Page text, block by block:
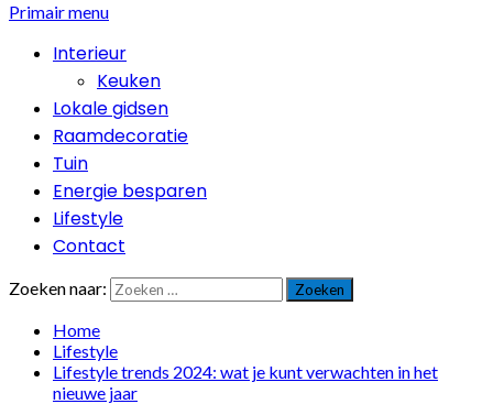
Primair menu
Interieur
Keuken
Lokale gidsen
Raamdecoratie
Tuin
Energie besparen
Lifestyle
Contact
Zoeken naar:
Home
Lifestyle
Lifestyle trends 2024: wat je kunt verwachten in het
nieuwe jaar